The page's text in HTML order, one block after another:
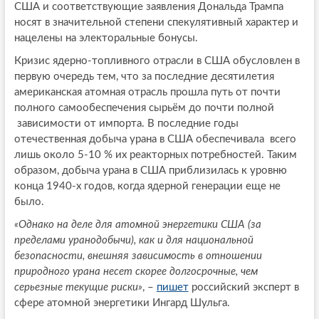
США и соответствующие заявления Дональда Трампа
носят в значительной степени спекулятивный характер и
нацелены на электоральные бонусы.
Кризис ядерно-топливного отрасли в США обусловлен в
первую очередь тем, что за последние десятилетия
американская атомная отрасль прошла путь от почти
полного самообеспечения сырьём до почти полной
зависимости от импорта. В последние годы
отечественная добыча урана в США обеспечивала всего
лишь около 5-10 % их реакторных потребностей. Таким
образом, добыча урана в США приблизилась к уровню
конца 1940-х годов, когда ядерной генерации еще не
было.
«Однако на деле для атомной энергетики США (за
пределами уранодобычи), как и для национальной
безопасности, внешняя зависимость в отношении
природного урана несет скорее долгосрочные, чем
серьезные текущие риски», – пишетроссийский эксперт в
сфере атомной энергетики Ингард Шульга.